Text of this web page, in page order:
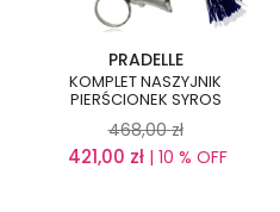
PRADELLE
KOMPLET NASZYJNIK
PIERŚCIONEK SYROS
468,00 zł
421,00 zł| 10 % OFF